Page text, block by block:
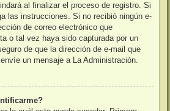
al finalizar el proceso de registro. Si
las instrucciones. Si no recibió ningún e-
de correo electrónico que
o tal vez haya sido capturada por un
de que la dirección de e-mail que
un mensaje a La Administración.